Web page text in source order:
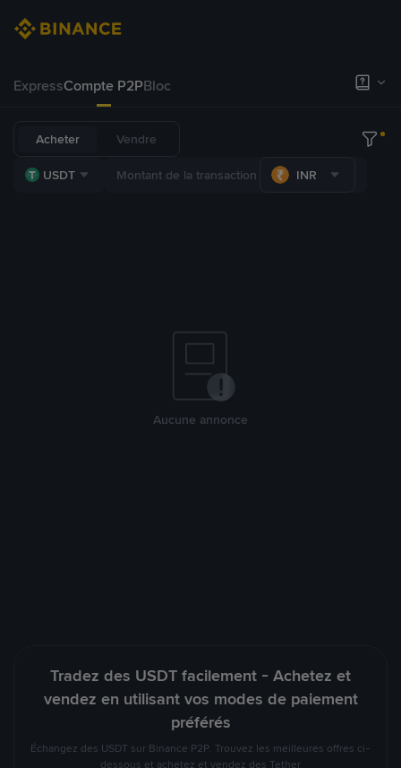
ExpressCompte P2PBloc
Acheter Vendre
USDT INR
Aucune annonce
Tradez des USDT facilement - Achetez et
vendez en utilisant vos modes de paiement
préférés
Échangez des USDT sur Binance P2P. Trouvez les meilleures offres ci-
dessous et achetez et vendez des Tether